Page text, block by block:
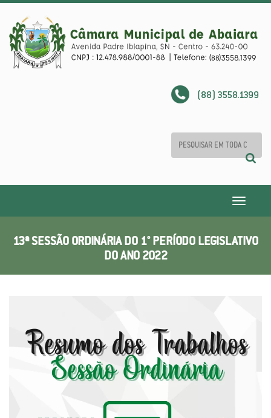
(88) 3558.1399
Toggle
13ª SESSÃO ORDINÁRIA DO 1° PERÍODO LEGISLATIVO
DO ANO 2022